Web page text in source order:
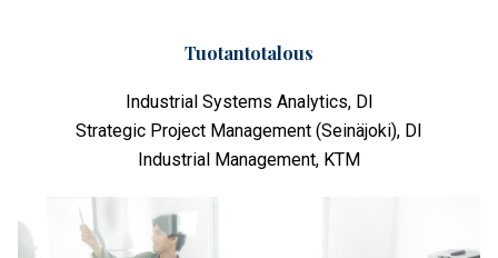
Tuotantotalous
Industrial Systems Analytics, DI
Strategic Project Management (Seinäjoki), DI
Industrial Management, KTM